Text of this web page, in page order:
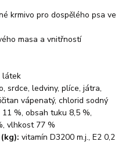
krmivo pro dospělého psa ve
masa a vnitřností
látek
srdce, ledviny, plíce, játra,
vápenatý, chlorid sodný
%, obsah tuku 8,5 %,
vlhkost 77 %
vitamín D3200 m.j., E2 0,2